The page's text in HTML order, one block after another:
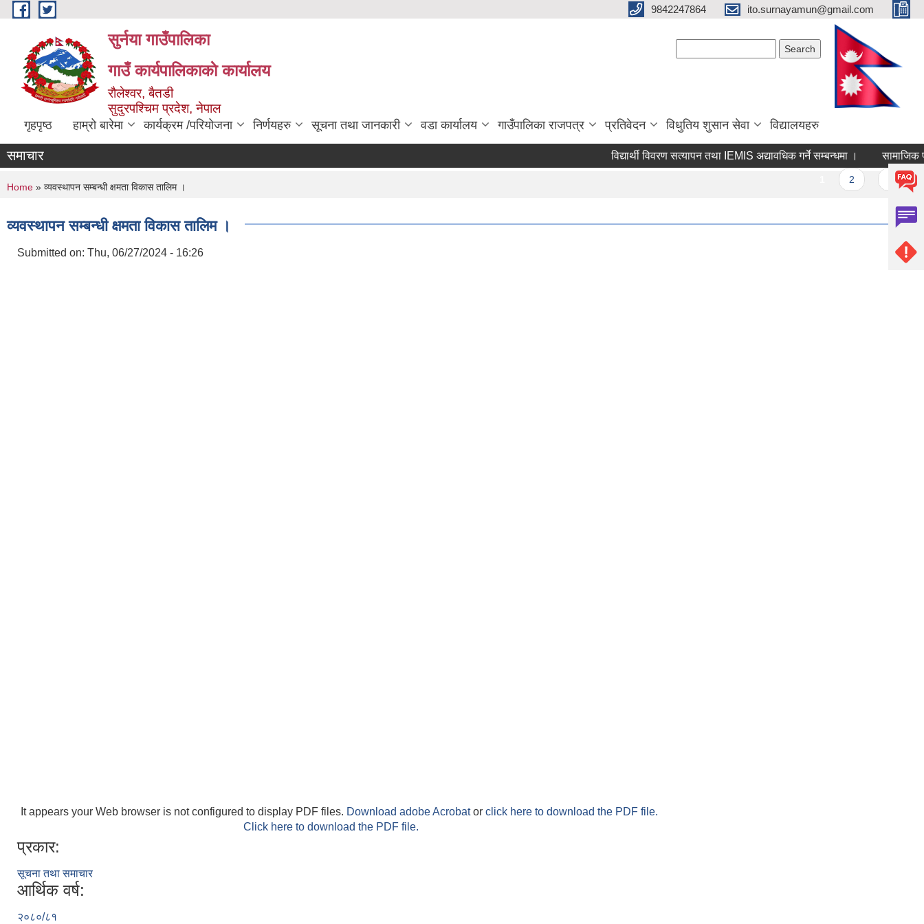
Skip to main content 9842247864 ito.surnayamun@gmail.com
सुर्नया गाउँपालिका
गाउँ कार्यपालिकाकाे कार्यालय
रौलेश्वर, बैतडी
सुदुरपश्चिम प्रदेश, नेपाल
गृहपृष्ठ हाम्रो बारेमा कार्यक्रम /परियोजना निर्णयहरु सूचना तथा जानकारी वडा कार्यालय गाउँपालिका राजपत्र प्रतिवेदन विधुतिय शुसान सेवा विद्यालयहरु
समाचार विद्यार्थी विवरण सत्यापन तथा IEMIS अद्यावधिक गर्ने सम्बन्धमा । सामाजिक
You are here
Home » व्यवस्थापन सम्बन्धी क्षमता विकास तालिम ।
व्यवस्थापन सम्बन्धी क्षमता विकास तालिम ।
Submitted on: Thu, 06/27/2024 - 16:26
It appears your Web browser is not configured to display PDF files. Download adobe Acrobator click here to download the PDF file.
Click here to download the PDF file.
प्रकार:
सूचना तथा समाचार
आर्थिक वर्ष:
२०८०/८१